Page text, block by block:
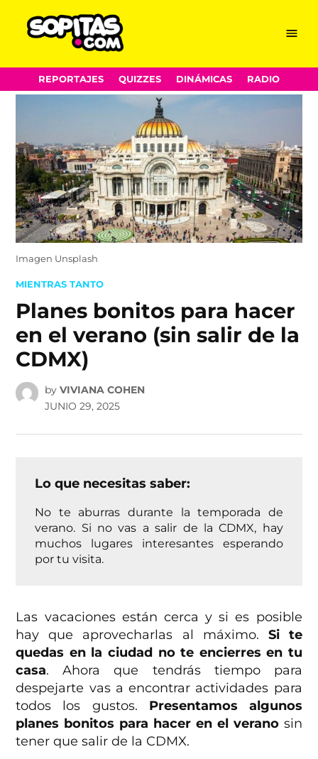
Skip
to
Menu
REPORTAJES QUIZZES DINÁMICAS RADIO
Imagen Unsplash
POSTED
MIENTRAS TANTO
Planes bonitos para hacer
en el verano (sin salir de la
CDMX)
by VIVIANA COHEN
JUNIO 29, 2025
Lo que necesitas saber:
No te aburras durante la temporada de
verano. Si no vas a salir de la CDMX, hay
muchos lugares interesantes esperando
por tu visita.
Las vacaciones están cerca y si es posible
hay que aprovecharlas al máximo. Si te
quedas en la ciudad no te encierres en tu
casa. Ahora que tendrás tiempo para
despejarte vas a encontrar actividades para
todos los gustos. Presentamos algunos
planes bonitos para hacer en el veranosin
tener que salir de la CDMX.